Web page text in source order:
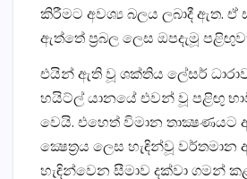
කිරීමට අවශ්‍ය බලය ලබාදී ඇත. ඒ
ඇත්තේ ප‍්‍රබල ලෙස ඔපදැමූ
එයින් ඇති වූ ශක්තිය ලේසර්
හයිට්ල් යානයේ එවන් වූ පළිඟු
වෙයි. එහෙත් විමාන තාක්‍ෂණයට
ක්‍ෂෙත‍්‍රය ලෙස හැඳින්වූ
හැඳින්වෙන සීමාව දක්වා ගමන්